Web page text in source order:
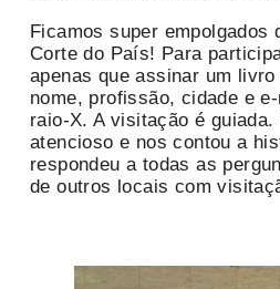
Ficamos super empolgados
Corte do País! Para
apenas que assinar um
nome, profissão, cidade e
raio-X. A visitação é
atencioso e nos contou a
respondeu a todas as
de outros locais com